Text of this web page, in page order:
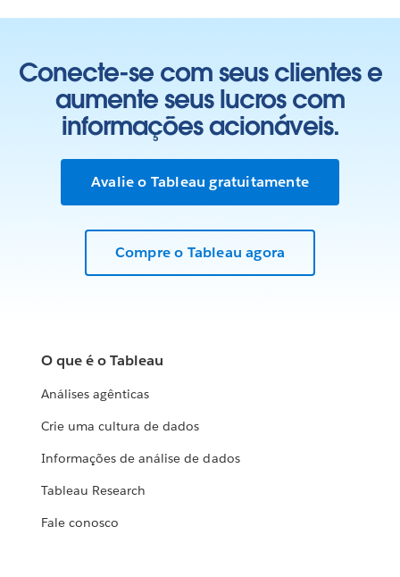
Conecte-se com seus clientes e
aumente seus lucros com
informações acionáveis.
Avalie o Tableau gratuitamente
Compre o Tableau agora
O que é o Tableau
Análises agênticas
Crie uma cultura de dados
Informações de análise de dados
Tableau Research
Fale conosco